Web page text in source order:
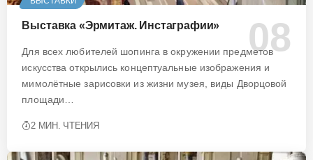
Выставка «Эрмитаж. Инстаграфии»
Для всех любителей шопинга в окружении предметов
искусства открылись концептуальные изображения и
мимолётные зарисовки из жизни музея, виды Дворцовой
площади…
2 МИН. ЧТЕНИЯ